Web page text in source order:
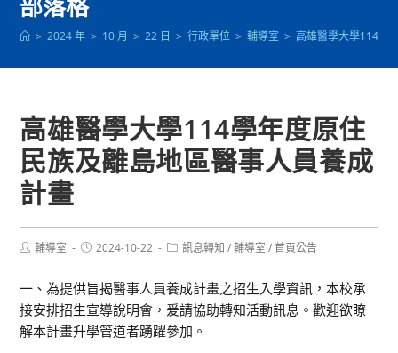
> 2024 年 > 10 月 > 22 日 > 行政單位 > 輔導室 > 高雄醫學大學114學
高雄醫學大學114學年度原住
民族及離島地區醫事人員養成
計畫
Post輔導室
Post2024-10-22
Post訊息轉知 / 輔導室 / 首頁公告
一、為提供旨揭醫事人員養成計畫之招生入學資訊，本校承
接安排招生宣導說明會，爰請協助轉知活動訊息。歡迎欲瞭
解本計畫升學管道者踴躍參加。